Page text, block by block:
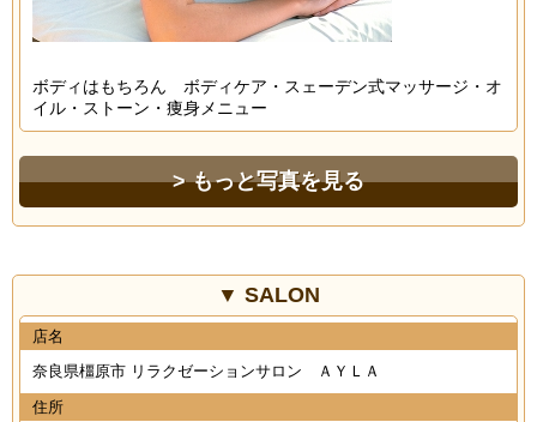
ボディはもちろん ボディケア・スェーデン式マッサージ・オ
イル・ストーン・痩身メニュー
もっと写真を見る
SALON
店名
奈良県橿原市 リラクゼーションサロン ＡＹＬＡ
住所